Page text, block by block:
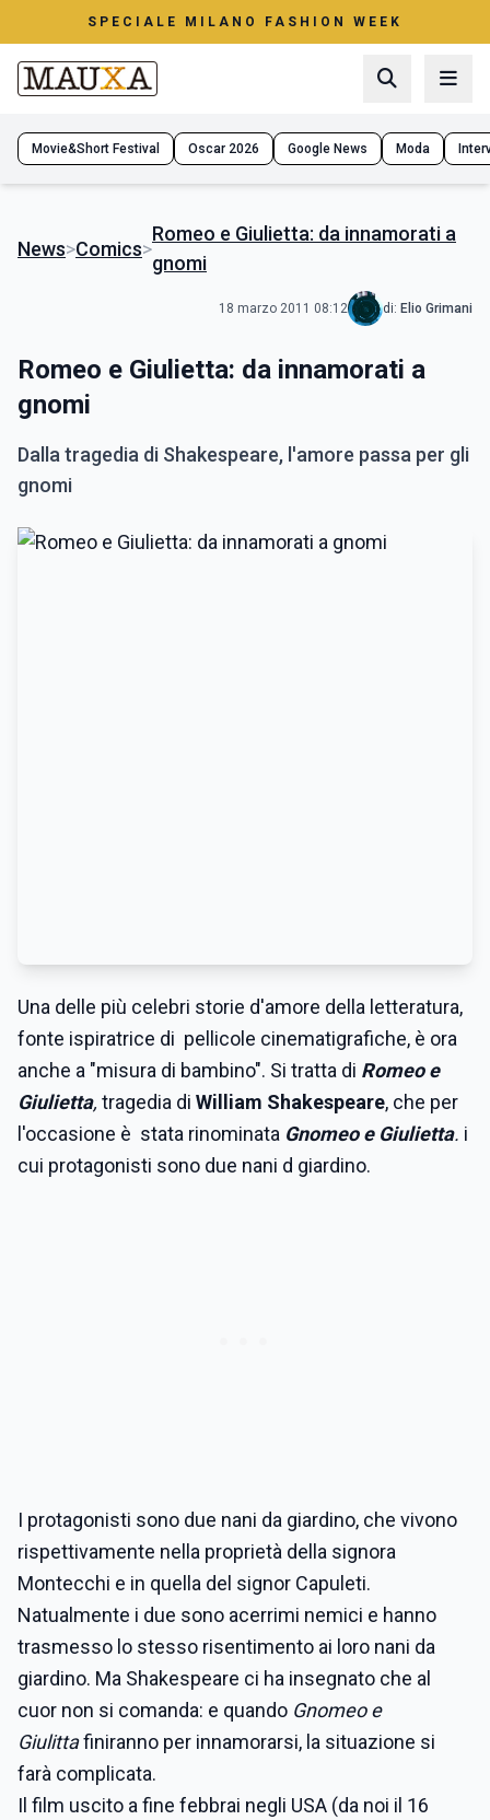
SPECIALE MILANO FASHION WEEK
Movie&Short Festival Oscar 2026 Google News Moda
News>Comics>
Romeo e Giulietta: da innamorati a
gnomi
18 marzo 2011 08:12 di: Elio Grimani
Romeo e Giulietta: da innamorati a
gnomi
Dalla tragedia di Shakespeare, l'amore passa per gli
gnomi
Una delle più celebri storie d'amore della letteratura,
fonte ispiratrice di pellicole cinematigrafiche, è ora
anche a "misura di bambino". Si tratta di Romeo e
Giulietta, tragedia di William Shakespeare, che per
l'occasione è stata rinominata Gnomeo e Giulietta. i
cui protagonisti sono due nani d giardino.
I protagonisti sono due nani da giardino, che vivono
rispettivamente nella proprietà della signora
Montecchi e in quella del signor Capuleti.
Natualmente i due sono acerrimi nemici e hanno
trasmesso lo stesso risentimento ai loro nani da
giardino. Ma Shakespeare ci ha insegnato che al
cuor non si comanda: e quando Gnomeo e
Giulittafiniranno per innamorarsi, la situazione si
farà complicata.
Il film uscito a fine febbrai negli USA (da noi il 16